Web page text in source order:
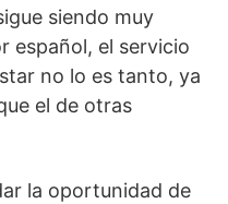
siendo muy
español, el servicio
no lo es tanto, ya
el de otras
la oportunidad de